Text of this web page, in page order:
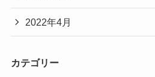
2022年4月
カテゴリー